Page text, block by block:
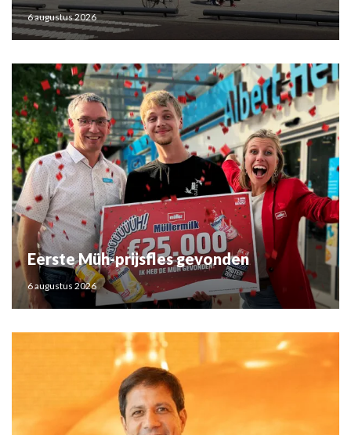
6 augustus 2026
Eerste Müh-prijsfles gevonden
6 augustus 2026